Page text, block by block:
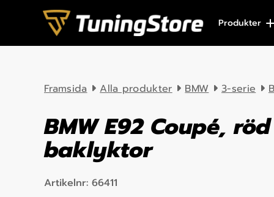
Skip to content
Produkter
Framsida Alla produkter BMW 3-serie
BMW E92 Coupé,
baklyktor
Artikelnr: 66411